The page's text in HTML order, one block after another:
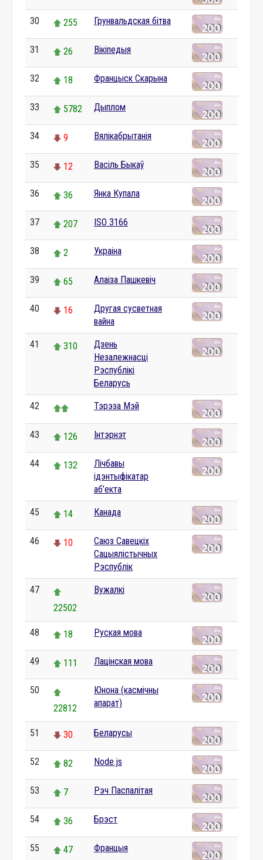
30 255 Грунвальдская бітва
31 26 Вікіпедыя
32 18 Францыск Скарына
33 5782 Дыплом
34 9 Вялікабрытанія
35 12 Васіль Быкаў
36 36 Янка Купала
37 207 ISO 3166
38 2 Украіна
39 65 Алаіза Пашкевіч
40 16
Другая сусветная
вайна
41 310
Дзень
Незалежнасці
Рэспублікі
Беларусь
42 Тэрэза Мэй
43 126 Інтэрнэт
44 132
Лічбавы
ідэнтыфікатар
аб’екта
45 14 Канада
46 10
Саюз Савецкіх
Сацыялістычных
Рэспублік
47
22502
Вужалкі
48 18 Руская мова
49 111 Лацінская мова
50
22812
Юнона (касмічны
апарат)
51 30 Беларусы
52 82 Node.js
53 7 Рэч Паспалітая
54 36 Брэст
55 47 Францыя